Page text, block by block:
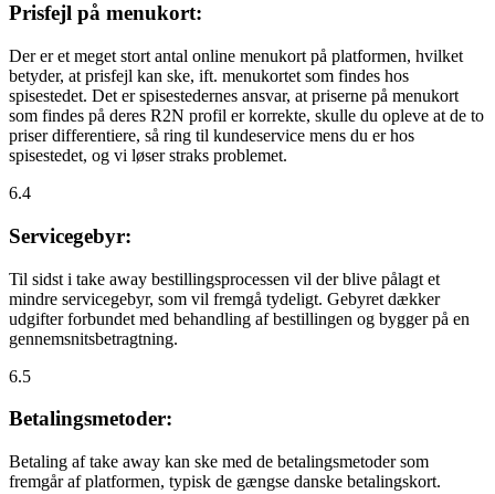
Prisfejl på menukort:
Der er et meget stort antal online menukort på platformen, hvilket
betyder, at prisfejl kan ske, ift. menukortet som findes hos
spisestedet. Det er spisestedernes ansvar, at priserne på menukort
som findes på deres R2N profil er korrekte, skulle du opleve at de to
priser differentiere, så ring til kundeservice mens du er hos
spisestedet, og vi løser straks problemet.
6.4
Servicegebyr:
Til sidst i take away bestillingsprocessen vil der blive pålagt et
mindre servicegebyr, som vil fremgå tydeligt. Gebyret dækker
udgifter forbundet med behandling af bestillingen og bygger på en
gennemsnitsbetragtning.
6.5
Betalingsmetoder:
Betaling af take away kan ske med de betalingsmetoder som
fremgår af platformen, typisk de gængse danske betalingskort.